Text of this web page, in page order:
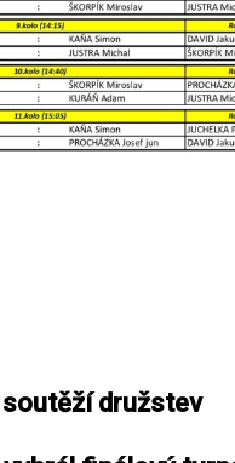
soutěží družstev